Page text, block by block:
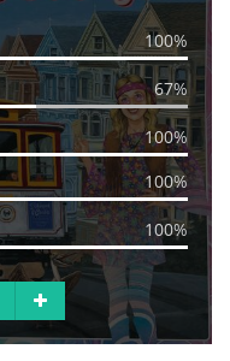
100%
67%
100%
100%
100%